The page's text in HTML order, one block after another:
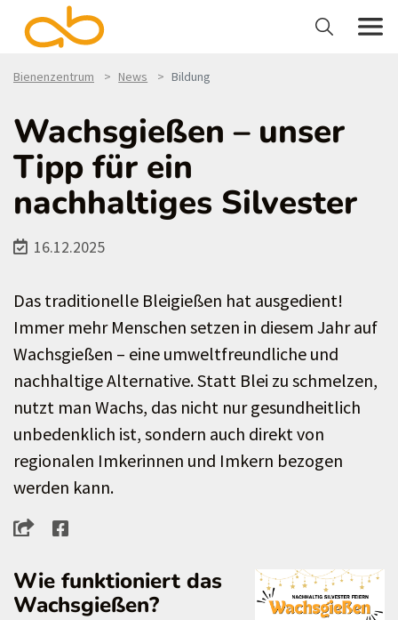
Bienenzentrum News Bildung
Wachsgießen – unser
Tipp für ein
nachhaltiges Silvester
16.12.2025
Das traditionelle Bleigießen hat ausgedient!
Immer mehr Menschen setzen in diesem Jahr auf
Wachsgießen – eine umweltfreundliche und
nachhaltige Alternative. Statt Blei zu schmelzen,
nutzt man Wachs, das nicht nur gesundheitlich
unbedenklich ist, sondern auch direkt von
regionalen Imkerinnen und Imkern bezogen
werden kann.
Wie funktioniert das
Wachsgießen?